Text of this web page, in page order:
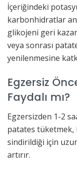
İçeriğindeki
karbonhidratlar
glikojeni geri
veya sonrası
yenilenmesine
Egzersiz
Faydalı mı?
Egzersizden 1-2
patates tüketmek,
sindirildiği için
artırır.